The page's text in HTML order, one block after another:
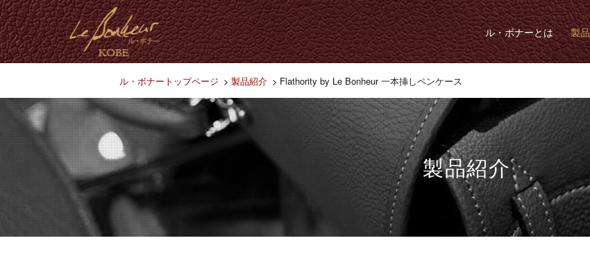
ル・ボナーとは 製
ル・ボナートップページ 製品紹介 Flathority by Le Bonheur 一本挿しペンケース
製品紹介